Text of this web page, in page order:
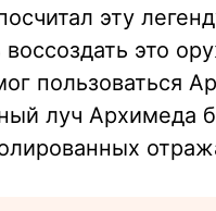
эту
это
пользоваться
луч Архимеда